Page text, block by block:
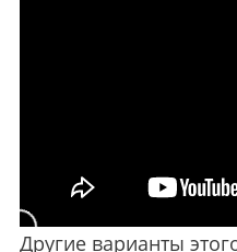
Другие варианты